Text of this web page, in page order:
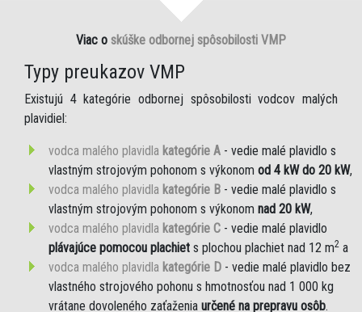
Viac o skúške odbornej spôsobilosti VMP
Typy preukazov VMP
Existujú 4 kategórie odbornej spôsobilosti vodcov malých
plavidiel:
vodca malého plavidla kategórie A - vedie malé plavidlo s
vlastným strojovým pohonom s výkonom od 4 kW do 20 kW,
vodca malého plavidla kategórie B - vedie malé plavidlo s
vlastným strojovým pohonom s výkonom nad 20 kW,
vodca malého plavidla kategórie C - vedie malé plavidlo
plávajúce pomocou plachiet s plochou plachiet nad 12 m2 a
vodca malého plavidla kategórie D - vedie malé plavidlo bez
vlastného strojového pohonu s hmotnosťou nad 1 000 kg
vrátane dovoleného zaťaženia určené na prepravu osôb.